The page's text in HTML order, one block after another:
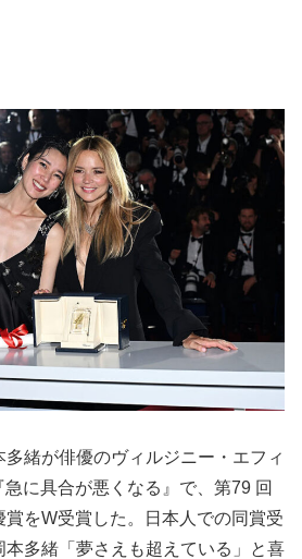
緒が俳優のヴィルジニー・エフィ
に具合が悪くなる』で、第79 回
賞をW受賞した。日本人での同賞受
本多緒「夢さえも超えている」と喜